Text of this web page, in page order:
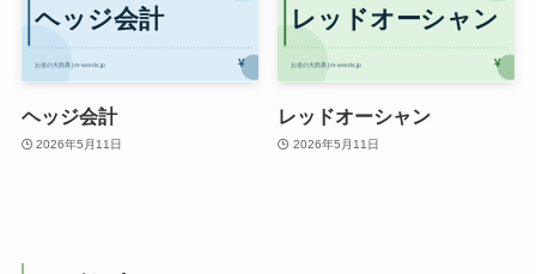
ヘッジ会計
2026年5月11日
レッドオーシャン
2026年5月11日